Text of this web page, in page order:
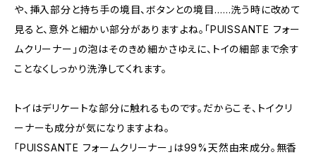
や、挿入部分と持ち手の境目、ボタンとの境目……洗う時に改めて
見ると、意外と細かい部分がありますよね。「PUISSANTE フォー
ムクリーナー」の泡はそのきめ細かさゆえに、トイの細部まで余す
ことなくしっかり洗浄してくれます。
トイはデリケートな部分に触れるものです。だからこそ、トイクリ
ーナーも成分が気になりますよね。
「PUISSANTE フォームクリーナー」は99%天然由来成分。無香